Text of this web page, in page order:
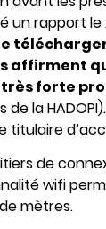
un rapport
affirment
forte
de la
titulaire
de
wifi
mètres.